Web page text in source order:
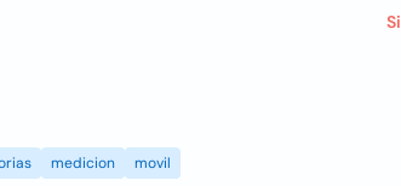
medicion movil